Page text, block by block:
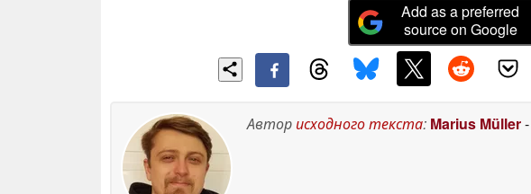
Add as a preferred
source on Google
Авторисходного текста: Marius Müller